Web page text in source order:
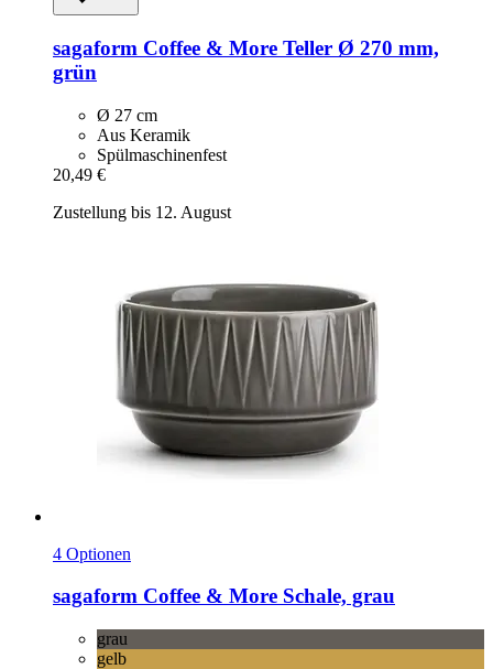
sagaform Coffee & More Teller Ø 270 mm,
grün
Ø 27 cm
Aus Keramik
Spülmaschinenfest
20,49 €
Zustellung bis 12. August
4 Optionen
sagaform Coffee & More Schale, grau
grau
gelb